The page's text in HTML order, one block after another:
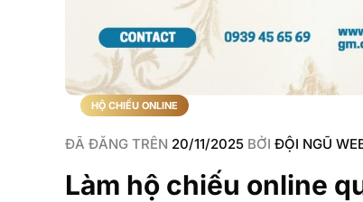
HỘ CHIẾU ONLINE
ĐÃ ĐĂNG TRÊN 20/11/2025 BỞI ĐỘI NGŨ
Làm hộ chiếu online